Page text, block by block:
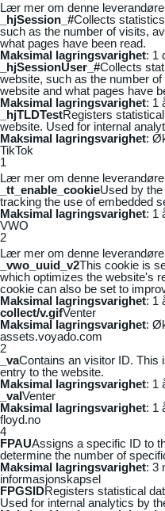
Lær mer om denne
_hjSession_#Collects
such as the number of visits,
what pages have been read.
Maksimal lagringsvarighet: 1
_hjSessionUser_#Collects
website, such as the number
website and what pages have
Maksimal lagringsvarighet: 1
_hjTLDTestRegisters
website. Used for internal
Maksimal lagringsvarighet:
TikTok
1
Lær mer om denne
_tt_enable_cookieUsed by
tracking the use of embedded
Maksimal lagringsvarighet: 1
VWO
2
Lær mer om denne
_vwo_uuid_v2This cookie is
which optimizes the website's
cookie can also be set to
Maksimal lagringsvarighet: 1
collect/v.gifVenter
Maksimal lagringsvarighet:
assets.voyado.com
2
_vaContains an visitor ID. This
entry to the website.
Maksimal lagringsvarighet: 1
_vaIVenter
Maksimal lagringsvarighet: 1
floyd.no
4
FPAUAssigns a specific ID to
determine the number of
Maksimal lagringsvarighet: 3
informasjonskapsel
FPGSIDRegisters statistical
Used for internal analytics by